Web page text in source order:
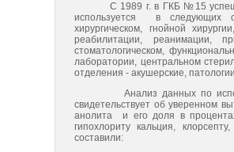
С 1989 г. в ГКБ №15 успешно
используется в следующих
хирургическом, гнойной
реабилитации, реанимации,
стоматологическом,
лаборатории, центральном
отделения - акушерские,
Анализ данных по
свидетельствует об уверенном
анолита и его доля в
гипохлориту кальция,
составили: